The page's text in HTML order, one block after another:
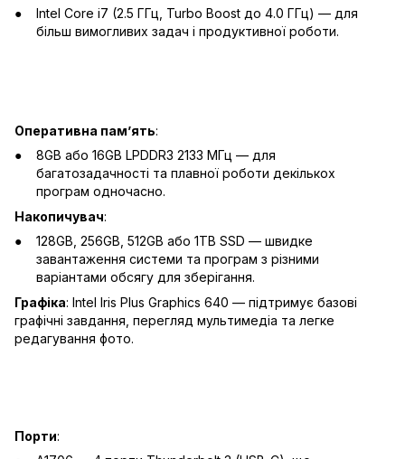
Intel Core i7 (2.5 ГГц, Turbo Boost до 4.0 ГГц) — для
більш вимогливих задач і продуктивної роботи.
Оперативна пам’ять:
8GB або 16GB LPDDR3 2133 МГц — для
багатозадачності та плавної роботи декількох
програм одночасно.
Накопичувач:
128GB, 256GB, 512GB або 1TB SSD — швидке
завантаження системи та програм з різними
варіантами обсягу для зберігання.
Графіка: Intel Iris Plus Graphics 640 — підтримує базові
графічні завдання, перегляд мультимедіа та легке
редагування фото.
Порти: